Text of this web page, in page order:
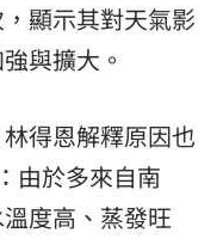
顯示其對天氣影
與擴大。
得恩解釋原因也
由於多來自南
度高、蒸發旺